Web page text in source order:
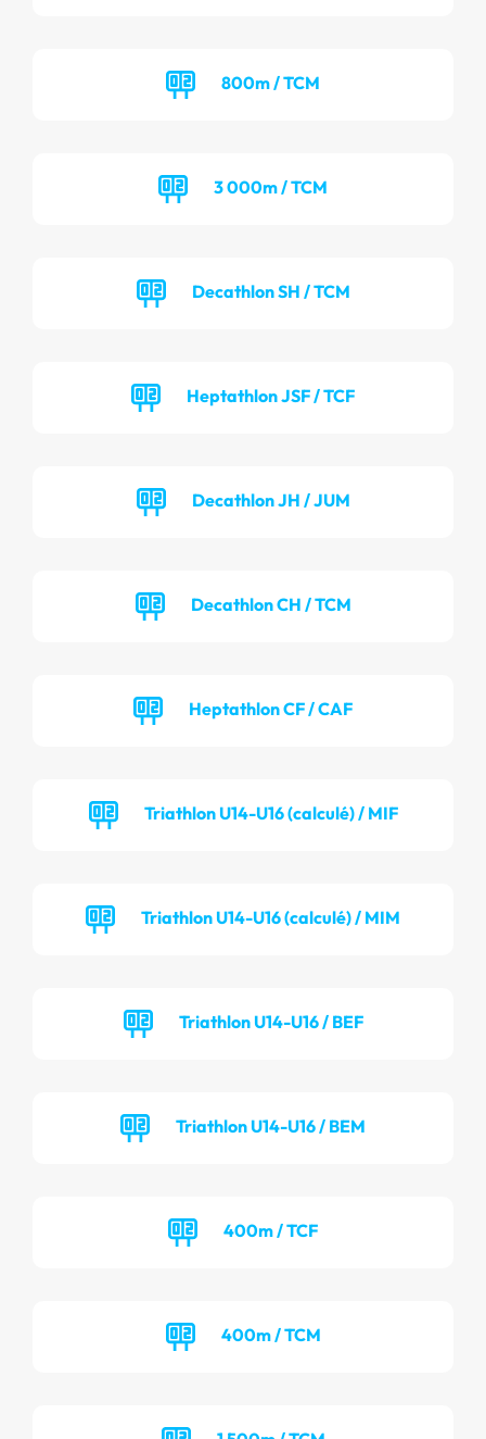
800m / TCM
3 000m / TCM
Decathlon SH / TCM
Heptathlon JSF / TCF
Decathlon JH / JUM
Decathlon CH / TCM
Heptathlon CF / CAF
Triathlon U14-U16 (calculé) / MIF
Triathlon U14-U16 (calculé) / MIM
Triathlon U14-U16 / BEF
Triathlon U14-U16 / BEM
400m / TCF
400m / TCM